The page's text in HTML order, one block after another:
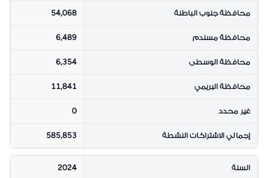
محافظة جنوب الباطنة 54,068
محافظة مسندم 6,489
محافظة الوسطى 6,354
محافظة البريمي 11,841
غير محدد 0
إجمالي الاشتراكات النشطة 585,853
السنة 2024